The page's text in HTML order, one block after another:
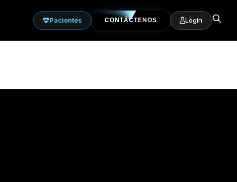
Pacientes CONTÁCTENOS Login